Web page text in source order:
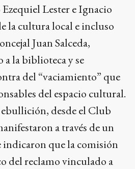
Lester e Ignacio
la cultura local e incluso
Juan Salceda,
a la biblioteca y se
del “vaciamiento” que
del espacio cultural.
desde el Club
a través de un
que la comisión
del reclamo vinculado a